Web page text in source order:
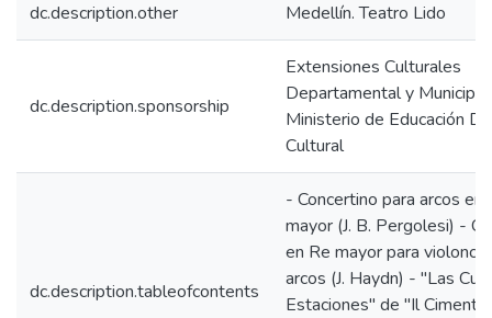
dc.description.other Medellín. Teatro Lido
dc.description.sponsorship
Extensiones Culturales
Departamental y
Ministerio de Educación
Cultural
dc.description.tableofcontents
- Concertino para arcos en
mayor (J. B. Pergolesi) -
en Re mayor para
arcos (J. Haydn) - "Las
Estaciones" de "Il